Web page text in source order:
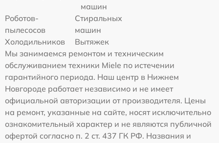
машин
Роботов-
пылесосов
Стиральных
машин
Холодильников
Вытяжек
Мы занимаемся ремонтом и техническим
обслуживанием техники Miele по истечении
гарантийного периода. Наш центр в Нижнем
Новгороде работает независимо и не имеет
официальной авторизации от производителя. Цены
на ремонт, указанные на сайте, носят исключительно
ознакомительный характер и не являются публичной
офертой согласно п. 2 ст. 437 ГК РФ. Названия и